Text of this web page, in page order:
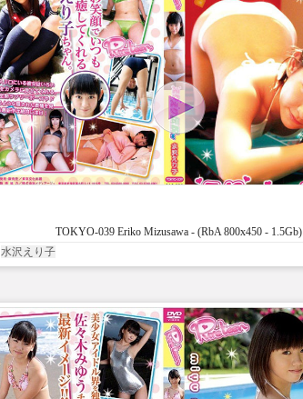
TOKYO-039 Eriko Mizusawa - (RbA 800x450 - 1.5Gb)
水沢えり子